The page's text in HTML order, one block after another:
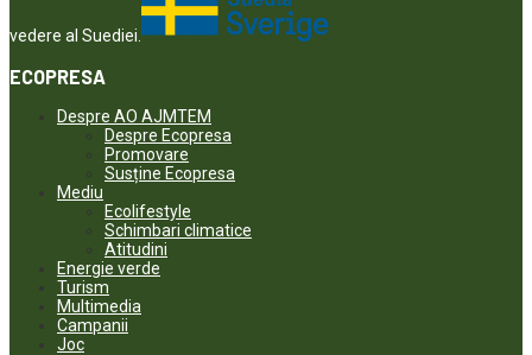
vedere al Suediei.
ECOPRESA
Despre AO AJMTEM
Despre Ecopresa
Promovare
Susține Ecopresa
Mediu
Ecolifestyle
Schimbari climatice
Atitudini
Energie verde
Turism
Multimedia
Campanii
Joc